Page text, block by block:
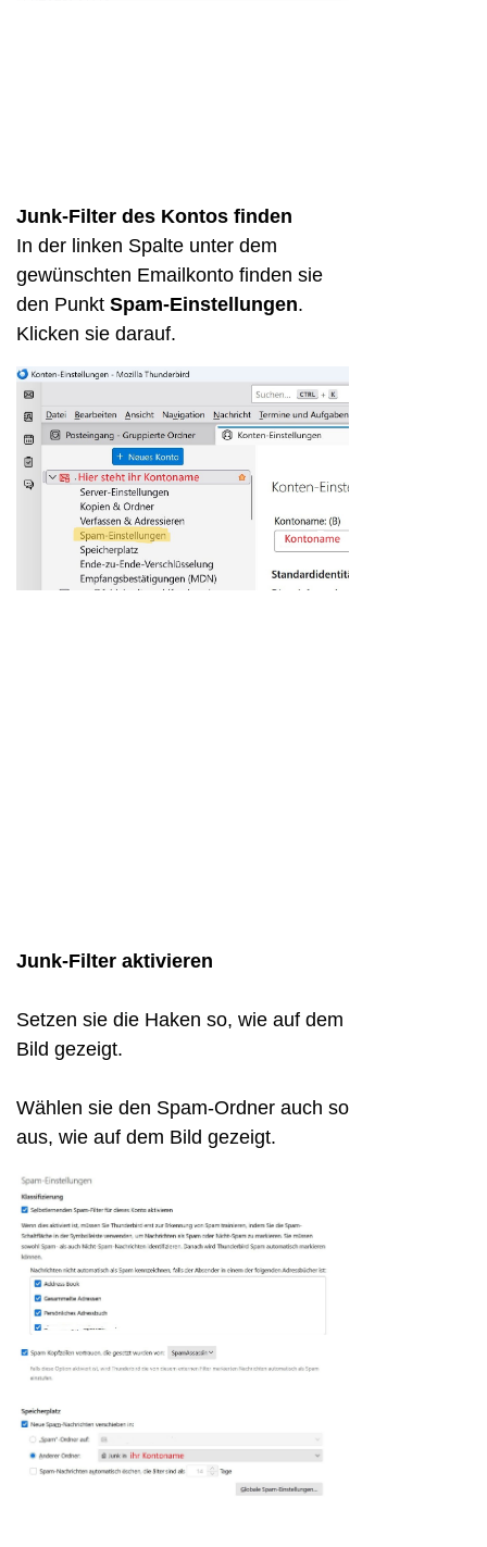
Junk-Filter des Kontos finden
In der linken Spalte unter dem
gewünschten Emailkonto finden sie
den Punkt Spam-Einstellungen.
Klicken sie darauf.
Junk-Filter aktivieren
Setzen sie die Haken so, wie auf dem
Bild gezeigt.
Wählen sie den Spam-Ordner auch so
aus, wie auf dem Bild gezeigt.